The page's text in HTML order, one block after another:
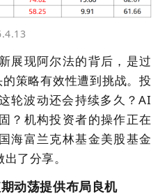
展现阿尔法的背后，是过
策略有效性遭到挑战。投
轮波动还会持续多久？AI
？机构投资者的操作正在
海富兰克林基金美股基金
了分享。
动荡提供布局良机